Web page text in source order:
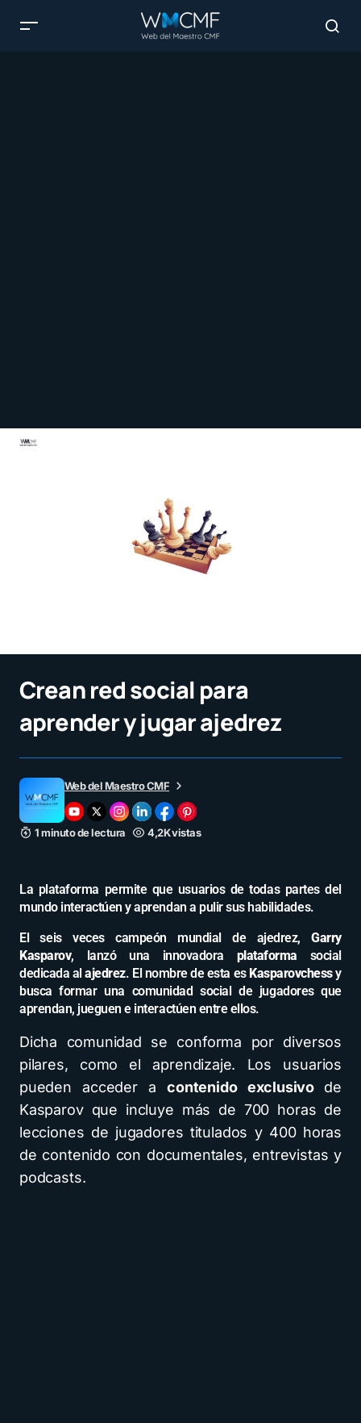
Crean red social para
aprender y jugar ajedrez
Web del Maestro CMF
1 minuto de lectura 4,2K vistas
La plataforma permite que usuarios de todas partes del
mundo interactúen y aprendan a pulir sus habilidades.
El seis veces campeón mundial de ajedrez,Garry
Kasparov, lanzó una innovadora plataforma social
dedicada alajedrez. El nombre de esta es Kasparovchessy
busca formar una comunidad social de jugadores que
aprendan, jueguen e interactúen entre ellos.
Dicha comunidad se conforma por diversos
pilares, como el aprendizaje. Los usuarios
pueden acceder acontenido exclusivo de
Kasparov que incluye más de 700 horas de
lecciones de jugadores titulados y 400 horas
de contenido con documentales, entrevistas y
podcasts.